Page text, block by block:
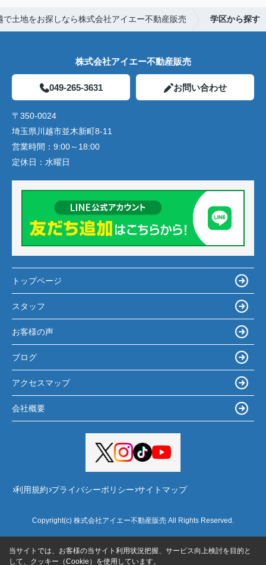
で土地をお探しなら株式会社アイエー不動産販売 学区から探す
株式会社アイエー不動産販売
049-265-3631 お問い合わせ
〒350-0024
埼玉県川越市並木新町8-11
営業時間： 9:00～18:00
定休日： 水曜日
トップページ
スタッフ
お客様の声
ブログ
アクセスマップ
会社概要
利用規約 プライバシーポリシー サイトマップ
Copyright(c) 株式会社アイエー不動産販売 All Rights Reserved.
当サイトでは、お客様の当サイト利用状況把握、サービス向上検討を目的と
して、クッキー（Cookie）を使用しています。